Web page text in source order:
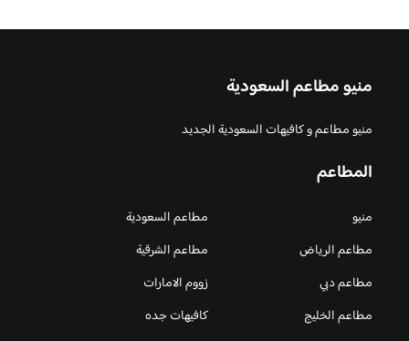
منيو مطاعم السعودية
منيو مطاعم و كافيهات السعودية الجديد
المطاعم
منيو
مطاعم السعودية
مطاعم الرياض
مطاعم الشرقية
مطاعم دبي
زووم الامارات
مطاعم الخليج
كافيهات جده